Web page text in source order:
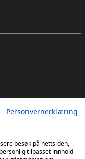
Personvernerklæring
besøk på nettsiden,
tilpasset innhold